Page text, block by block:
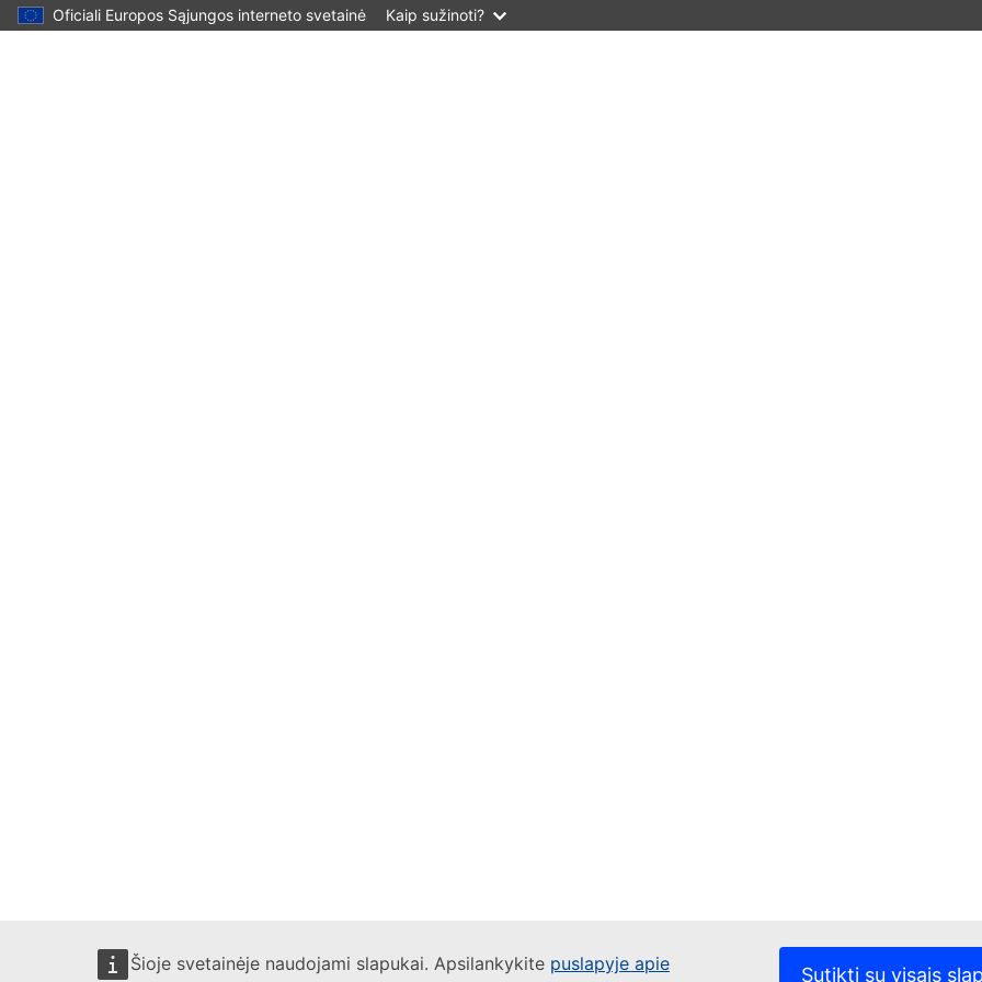
Oficiali Europos Sąjungos interneto svetainė Kaip sužinoti?
Šioje svetainėje naudojami slapukai. Apsilankykite puslapyje apie Sutikti su visais